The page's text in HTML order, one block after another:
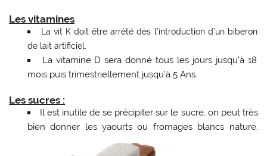
Les vitamines
La vit K doit être arrêté dès l’introduction d’un biberon
de lait artificiel.
La vitamine D sera donné tous les jours jusqu’à 18
mois puis trimestriellement jusqu’à 5 Ans.
Les sucres :
Il est inutile de se précipiter sur le sucre, on peut très
bien donner les yaourts ou fromages blancs nature.